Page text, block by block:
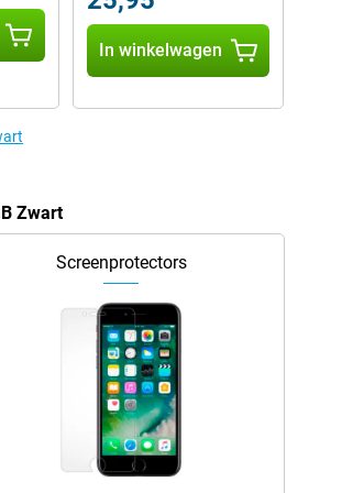
In winkelwagen
Zwart
Screenprotectors